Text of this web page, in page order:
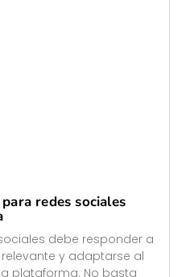
redes sociales
debe responder a
y adaptarse al
plataforma. No basta